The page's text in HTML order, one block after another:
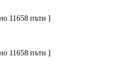
11658 пъти ]
11658 пъти ]